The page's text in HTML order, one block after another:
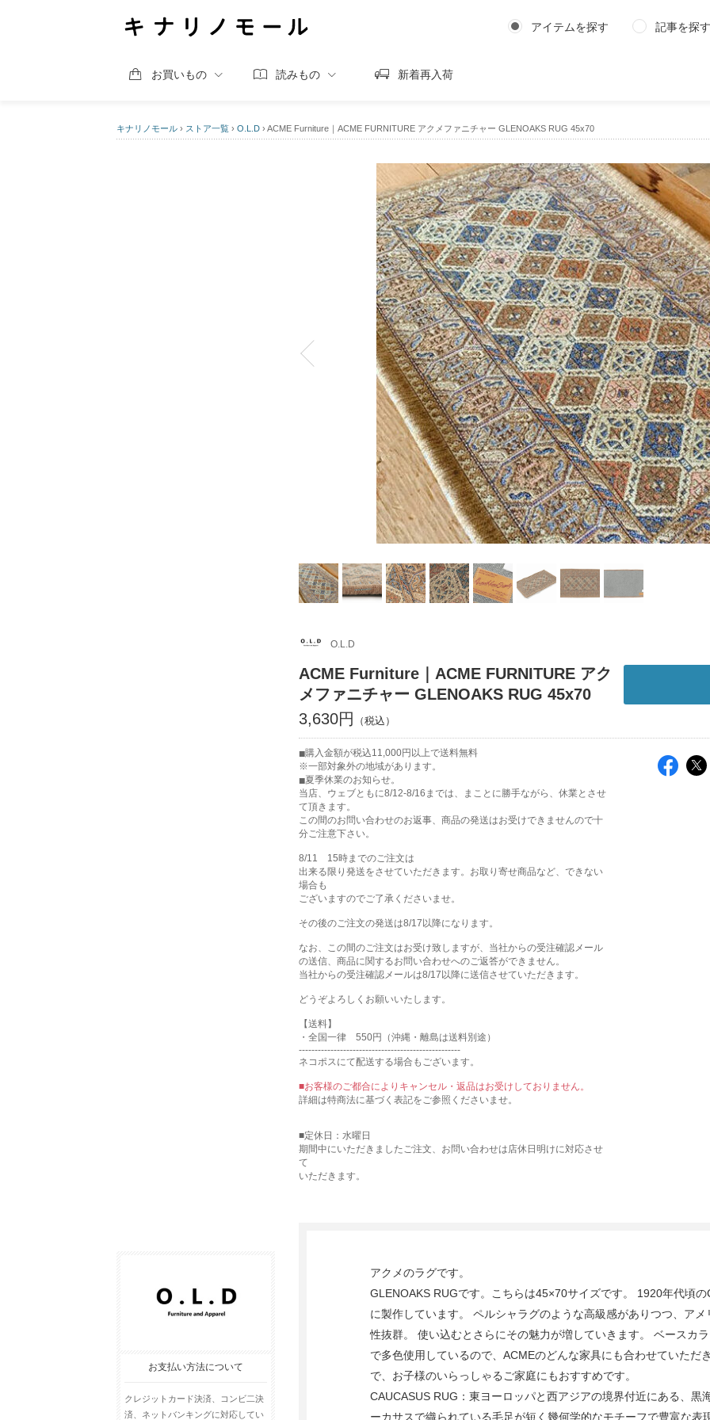
アイテムを探す 記事を探す
お買いもの 読みもの 新着再入荷
キナリノモール › ストア一覧 › O.L.D › ACME Furniture｜ACME FURNITURE アクメファニチャー GLENOAKS RUG 45x70
お支払い方法について
クレジットカード決済、コンビ二決
済、ネットバンキングに対応してい
O.L.D
ACME Furniture｜ACME FURNITURE アク
メファニチャー GLENOAKS RUG 45x70
3,630円
購入金額が税込11,000円以上で送料無料
※一部対象外の地域があります。
夏季休業のお知らせ。
当店、ウェブともに8/12-8/16までは、まことに勝手ながら、休業とさせ
て頂きます。
この間のお問い合わせのお返事、商品の発送はお受けできませんので十
分ご注意下さい。
8/11 15時までのご注文は
出来る限り発送をさせていただきます。お取り寄せ商品など、できない
場合も
ございますのでご了承くださいませ。
その後のご注文の発送は8/17以降になります。
なお、この間のご注文はお受け致しますが、当社からの受注確認メール
の送信、商品に関するお問い合わせへのご返答ができません。
当社からの受注確認メールは8/17以降に送信させていただきます。
どうぞよろしくお願いいたします。
【送料】
・全国一律 550円（沖縄・離島は送料別途）
---------------------------------------------------
ネコポスにて配送する場合もございます。
■お客様のご都合によりキャンセル・返品はお受けしておりません。
詳細は特商法に基づく表記をご参照くださいませ。
■定休日：水曜日
期間中にいただきましたご注文、お問い合わせは店休日明けに対応させ
て
いただきます。
アクメのラグです。
GLENOAKS RUGです。こちらは45×70サイズです。 1920年代頃
に製作しています。 ペルシャラグのような高級感がありつつ、ア
性抜群。 使い込むとさらにその魅力が増していきます。 ベースカ
で多色使用しているので、ACMEのどんな家具にも合わせていただ
で、お子様のいらっしゃるご家庭にもおすすめです。
CAUCASUS RUG：東ヨーロッパと西アジアの境界付近にある、黒
ーカサスで織られている毛足が短く幾何学的なモチーフで豊富な表